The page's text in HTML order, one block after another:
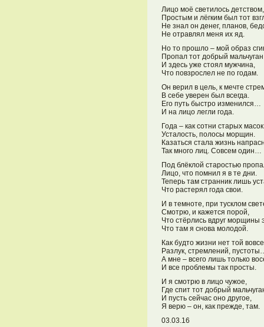
Лицо моё светилось детством,
Простым и лёгким был тот
Не знал он денег, планов,
Не отравлял меня их яд.
Но то прошло – мой образ
Пропал тот добрый
И здесь уже стоял мужчина,
Что повзрослел не по годам.
Он верил в цель, к мечте
В себе уверен был всегда.
Его путь быстро изменился…
И на лицо легли года.
Года – как сотни старых
Усталость, полосы морщин.
Казаться стала жизнь
Так много лиц. Совсем один…
Под блёклой старостью
Лицо, что помнил я в те дни.
Теперь там странник лишь
Что растерял года свои.
И в темноте, при тусклом
Смотрю, и кажется порой,
Что стёрлись вдруг морщины
Что там я снова молодой.
Как будто жизни нет той
Разлук, стремлений,
А мне – всего лишь только
И все проблемы так просты.
И я смотрю в лицо чужое,
Где спит тот добрый
И пусть сейчас оно другое,
Я верю – он, как прежде, там.
03.03.16